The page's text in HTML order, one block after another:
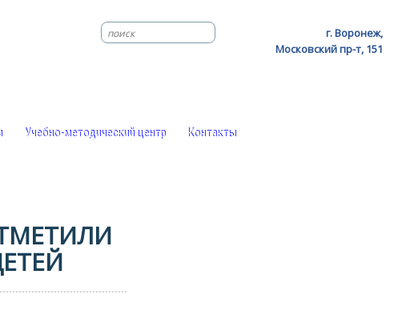
г. Воронеж,
Московский пр-т, 151
Учебно-методический центр Контакты